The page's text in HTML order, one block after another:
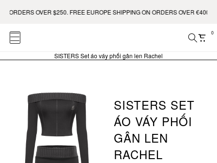
OVER $250. FREE EUROPE SHIPPING ON ORDERS OVER €400.
0
SISTERS Set áo váy phối gân len Rachel
SISTERS SET
ÁO VÁY PHỐI
GÂN LEN
RACHEL